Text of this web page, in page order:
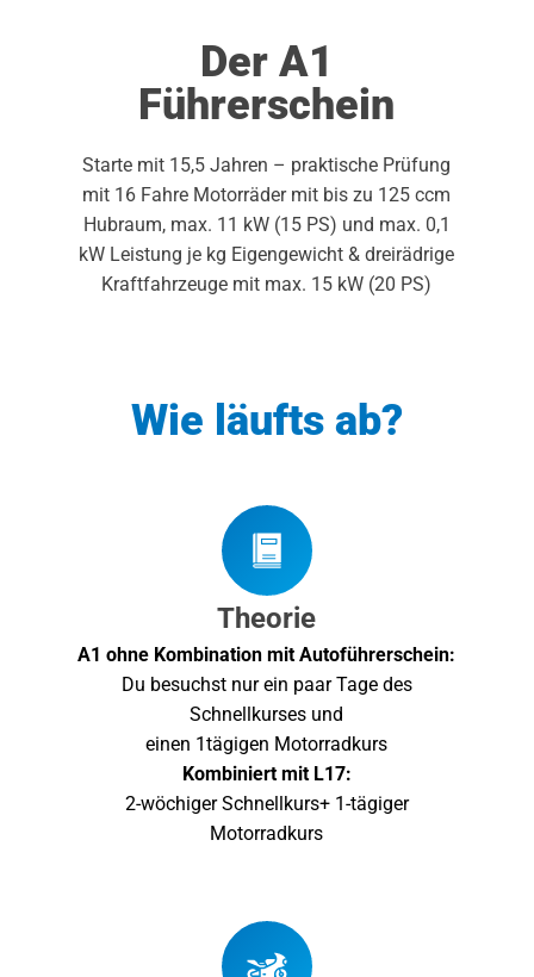
Der A1
Führerschein
Starte mit 15,5 Jahren – praktische Prüfung
mit 16 Fahre Motorräder mit bis zu 125 ccm
Hubraum, max. 11 kW (15 PS) und max. 0,1
kW Leistung je kg Eigengewicht & dreirädrige
Kraftfahrzeuge mit max. 15 kW (20 PS)
Wie läufts ab?
Theorie
A1 ohne Kombination mit Autoführerschein:
Du besuchst nur ein paar Tage des
Schnellkurses und
einen 1tägigen Motorradkurs
Kombiniert mit L17:
2-wöchiger Schnellkurs+ 1-tägiger
Motorradkurs